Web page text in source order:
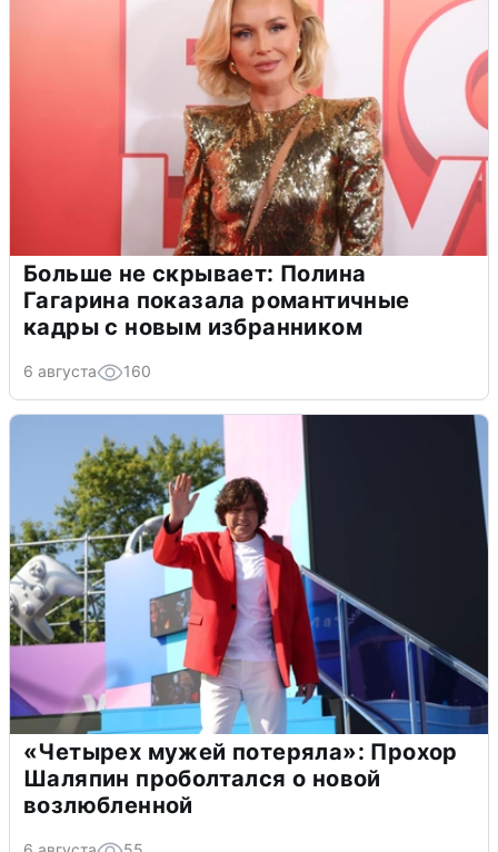
Больше не скрывает: Полина
Гагарина показала романтичные
кадры с новым избранником
6 августа 160
«Четырех мужей потеряла»: Прохор
Шаляпин проболтался о новой
возлюбленной